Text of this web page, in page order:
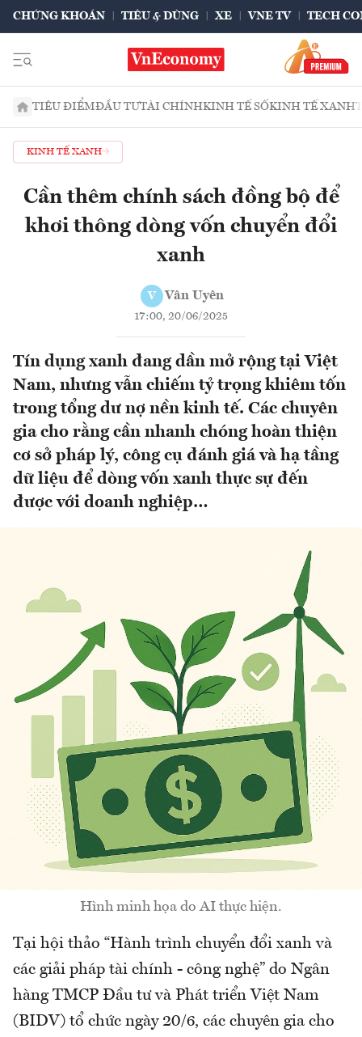
CHỨNG KHOÁN TIÊU & DÙNG XE VNE TV TECH
TIÊU ĐIỂMĐẦU TƯTÀI CHÍNHKINH TẾ SỐKINH TẾ XANH
KINH TẾ XANH
Cần thêm chính sách đồng bộ để
khơi thông dòng vốn chuyển đổi
xanh
V Vân Uyên
17:00, 20/06/2025
Tín dụng xanh đang dần mở rộng tại Việt
Nam, nhưng vẫn chiếm tỷ trọng khiêm tốn
trong tổng dư nợ nền kinh tế. Các chuyên
gia cho rằng cần nhanh chóng hoàn thiện
cơ sở pháp lý, công cụ đánh giá và hạ tầng
dữ liệu để dòng vốn xanh thực sự đến
được với doanh nghiệp…
Hình minh họa do AI thực hiện.
Tại hội thảo “Hành trình chuyển đổi xanh và
các giải pháp tài chính - công nghệ” do Ngân
hàng TMCP Đầu tư và Phát triển Việt Nam
(BIDV) tổ chức ngày 20/6, các chuyên gia cho